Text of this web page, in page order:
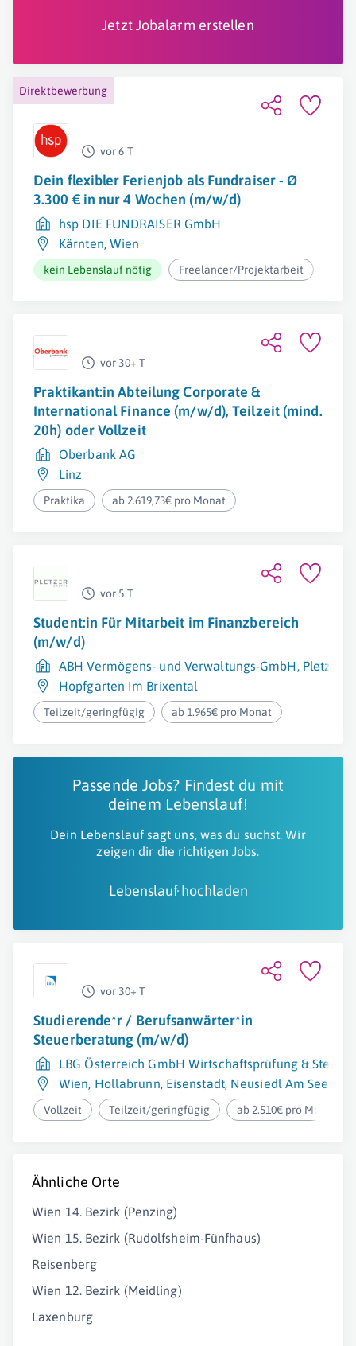
Jetzt Jobalarm erstellen
Direktbewerbung
vor 6 T
Dein flexibler Ferienjob als Fundraiser - Ø
3.300 € in nur 4 Wochen (m/w/d)
hsp DIE FUNDRAISER GmbH
Kärnten, Wien
kein Lebenslauf nötig Freelancer/Projektarbeit
vor 30+ T
Praktikant:in Abteilung Corporate &
International Finance (m/w/d), Teilzeit (mind.
20h) oder Vollzeit
Oberbank AG
Linz
Praktika ab 2.619,73€ pro Monat
vor 5 T
Student:in Für Mitarbeit im Finanzbereich
(m/w/d)
ABH Vermögens- und Verwaltungs-GmbH, Pletzer
Hopfgarten Im Brixental
Teilzeit/geringfügig ab 1.965€ pro Monat
Passende Jobs? Findest du mit
deinem Lebenslauf!
Dein Lebenslauf sagt uns, was du suchst. Wir
zeigen dir die richtigen Jobs.
Lebenslauf hochladen
vor 30+ T
Studierende*r / Berufsanwärter*in
Steuerberatung (m/w/d)
LBG Österreich GmbH Wirtschaftsprüfung &
Wien, Hollabrunn, Eisenstadt, Neusiedl Am See
Vollzeit Teilzeit/geringfügig ab 2.510€ pro Monat
Ähnliche Orte
Wien 14. Bezirk (Penzing)
Wien 15. Bezirk (Rudolfsheim-Fünfhaus)
Reisenberg
Wien 12. Bezirk (Meidling)
Laxenburg